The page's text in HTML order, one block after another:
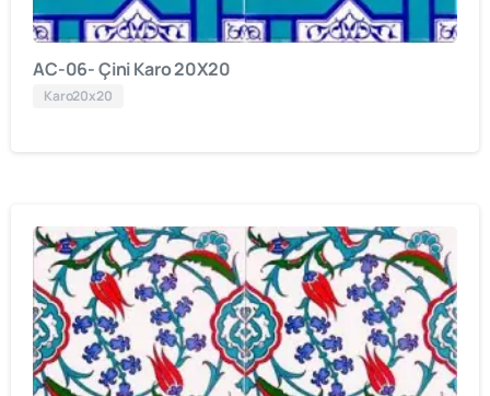
AC-06- Çini Karo 20X20
Karo20x20